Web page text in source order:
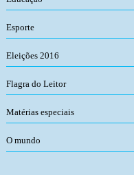
Esporte
Eleições 2016
Flagra do Leitor
Matérias especiais
O mundo